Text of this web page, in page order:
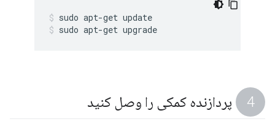
sudo apt-get update
sudo apt-get upgrade
پردازنده کمکی را وصل کنید